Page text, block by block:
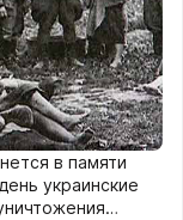
в памяти
украинские